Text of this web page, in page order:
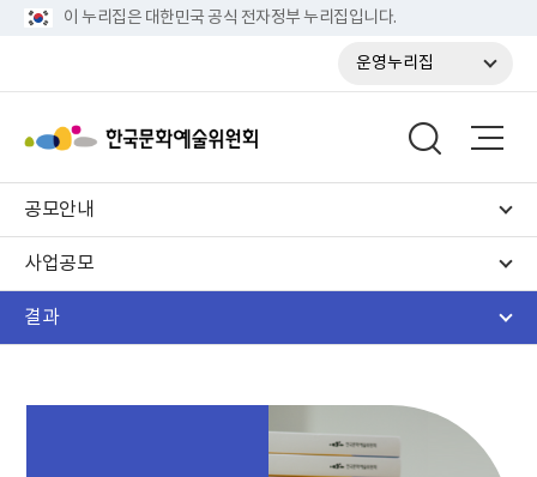
이 누리집은 대한민국 공식 전자정부 누리집입니다.
운영누리집
공모안내
사업공모
결과